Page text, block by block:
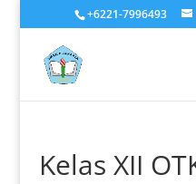
+6221-7996493
Kelas XII